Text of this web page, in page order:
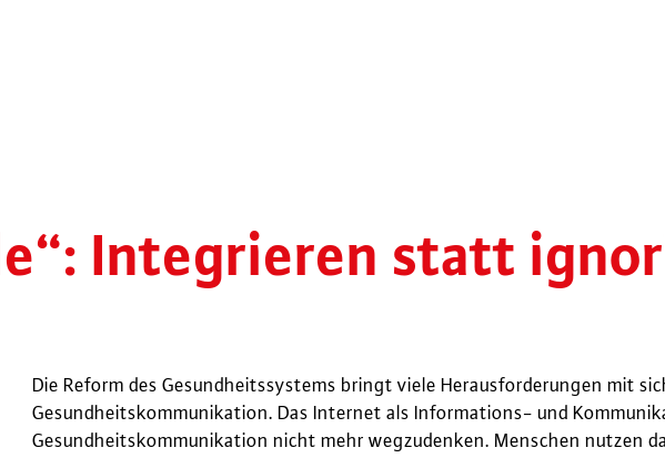
Integrieren statt
Die Reform des Gesundheitssystems bringt viele Herausforderungen mit
Gesundheitskommunikation. Das Internet als Informations- und
Gesundheitskommunikation nicht mehr wegzudenken. Menschen nutzen